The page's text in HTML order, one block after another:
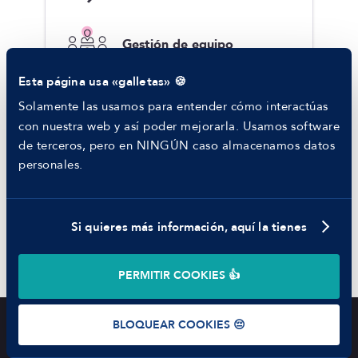
Esta página usa «galletas» 🍪
Solamente las usamos para entender cómo interactúas
con nuestra web y así poder mejorarla. Usamos software
de terceros, pero en NINGÚN caso almacenamos datos
personales.
Si quieres más información, aquí la tienes
PERMITIR COOKIES 👍
BLOQUEAR COOKIES 😔
Gestión de equipo
Liderazgo
Comunicación verbal
Oferta cerrada
Listado de ofertas
Tech Career Report
Helping juniors
Hiring report
Nosotros
Código ético
Parte de guerra